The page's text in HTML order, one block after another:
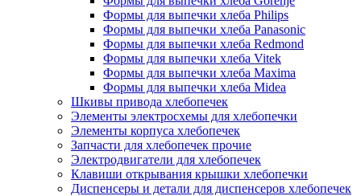
Формы для выпечки хлеба Philips
Формы для выпечки хлеба Panasonic
Формы для выпечки хлеба Redmond
Формы для выпечки хлеба Vitek
Формы для выпечки хлеба Maxima
Формы для выпечки хлеба Midea
Шкивы привода хлебопечек
Элементы электросхемы для хлебопечки
Элементы корпуса хлебопечек
Запчасти для хлебопечек прочие
Электродвигатели для хлебопечек
Клавиши открывания крышки хлебопечки
Диспенсеры и детали для диспенсеров хлебопечек